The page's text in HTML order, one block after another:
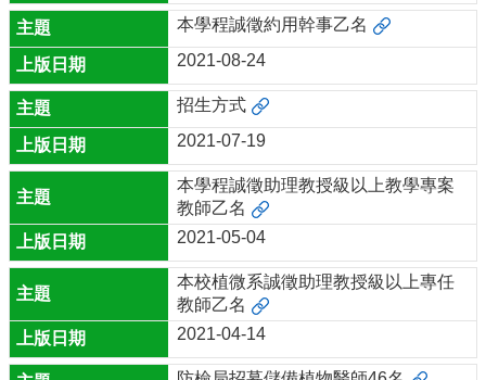
本學程誠徵約用幹事乙名
2021-08-24
招生方式
2021-07-19
本學程誠徵助理教授級以上教學專案
教師乙名
2021-05-04
本校植微系誠徵助理教授級以上專任
教師乙名
2021-04-14